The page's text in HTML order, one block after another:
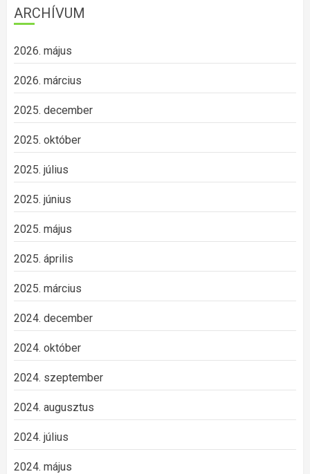
ARCHÍVUM
2026. május
2026. március
2025. december
2025. október
2025. július
2025. június
2025. május
2025. április
2025. március
2024. december
2024. október
2024. szeptember
2024. augusztus
2024. július
2024. május